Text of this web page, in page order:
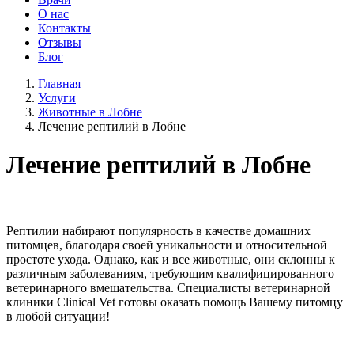
О нас
Контакты
Отзывы
Блог
Главная
Услуги
Животные в Лобне
Лечение рептилий в Лобне
Лечение рептилий в Лобне
Рептилии набирают популярность в качестве домашних
питомцев, благодаря своей уникальности и относительной
простоте ухода. Однако, как и все животные, они склонны к
различным заболеваниям, требующим квалифицированного
ветеринарного вмешательства. Специалисты ветеринарной
клиники Clinical Vet готовы оказать помощь Вашему питомцу
в любой ситуации!